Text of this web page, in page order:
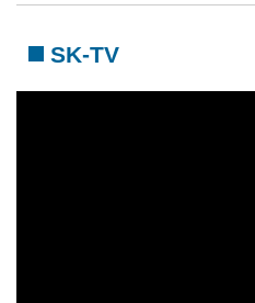
SK-TV